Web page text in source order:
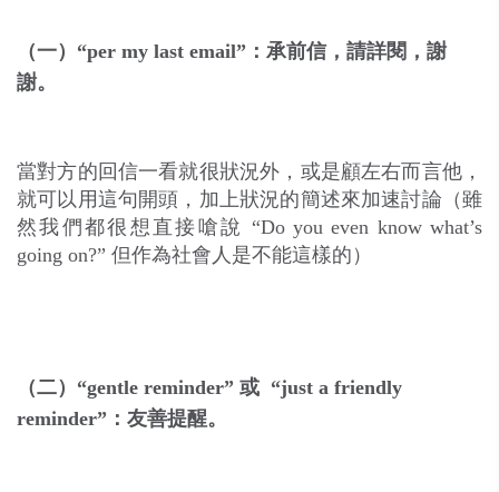
（一）“per my last email”：承前信，請詳閱，謝
謝。
當對方的回信一看就很狀況外，或是顧左右而言他，
就可以用這句開頭，加上狀況的簡述來加速討論（雖
然我們都很想直接嗆說 “Do you even know what’s
going on?” 但作為社會人是不能這樣的）
（二）“gentle reminder” 或 “just a friendly
reminder” ：友善提醒。